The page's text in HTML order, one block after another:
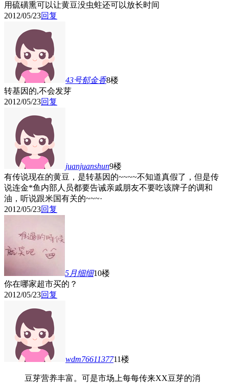
用硫磺熏可以让黄豆没虫蛀还可以放长时间
2012/05/23回复
43号郁金香8楼
转基因的,不会发芽
2012/05/23回复
juanjuanshun9楼
有传说现在的黄豆，是转基因的~~~~不知道真假了，但是传
说连金*鱼内部人员都要告诫亲戚朋友不要吃该牌子的调和
油，听说跟米国有关的~~~·
2012/05/23回复
5月细细10楼
你在哪家超市买的？
2012/05/23回复
wdm7661137711楼
豆芽营养丰富。可是市场上每每传来XX豆芽的消